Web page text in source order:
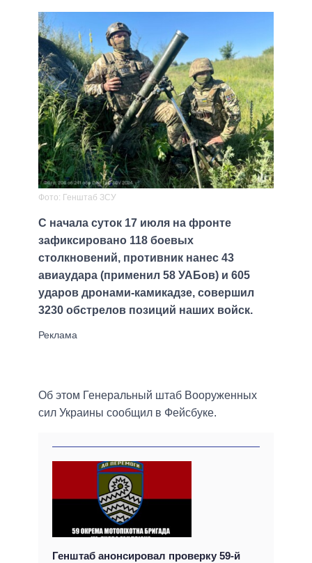
Фото: Генштаб ЗСУ
С начала суток 17 июля на фронте
зафиксировано 118 боевых
столкновений, противник нанес 43
авиаудара (применил 58 УАБов) и 605
ударов дронами-камикадзе, совершил
3230 обстрелов позиций наших войск.
Об этом Генеральный штаб Вооруженных
сил Украины сообщил в Фейсбуке.
Генштаб анонсировал проверку 59-й